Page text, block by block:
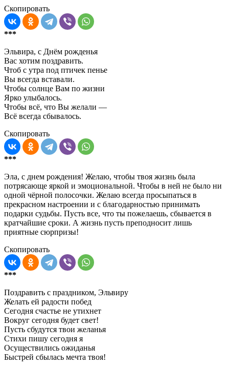
Скопировать
***
Эльвира, с Днём рожденья
Вас хотим поздравить.
Чтоб с утра под птичек пенье
Вы всегда вставали.
Чтобы солнце Вам по жизни
Ярко улыбалось.
Чтобы всё, что Вы желали —
Всё всегда сбывалось.
Скопировать
***
Эла, с днем рождения! Желаю, чтобы твоя жизнь была
потрясающе яркой и эмоциональной. Чтобы в ней не было ни
одной чёрной полосочки. Желаю всегда просыпаться в
прекрасном настроении и с благодарностью принимать
подарки судьбы. Пусть все, что ты пожелаешь, сбывается в
кратчайшие сроки. А жизнь пусть преподносит лишь
приятные сюрпризы!
Скопировать
***
Поздравить с праздником, Эльвиру
Желать ей радости побед
Сегодня счастье не утихнет
Вокруг сегодня будет свет!
Пусть сбудутся твои желанья
Стихи пишу сегодня я
Осуществились ожиданья
Быстрей сбылась мечта твоя!